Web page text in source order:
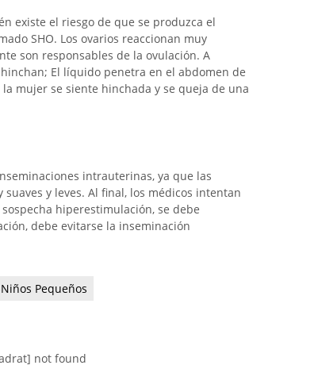
existe el riesgo de que se produzca el
SHO. Los ovarios reaccionan muy
son responsables de la ovulación. A
El líquido penetra en el abdomen de
mujer se siente hinchada y se queja de una
intrauterinas, ya que las
y leves. Al final, los médicos intentan
hiperestimulación, se debe
debe evitarse la inseminación
Pequeños
not found